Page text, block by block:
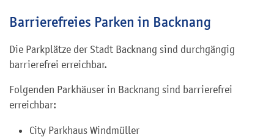
Barrierefreies Parken in Backnang
Die Parkplätze der Stadt Backnang sind durchgängig
barrierefrei erreichbar.
Folgenden Parkhäuser in Backnang sind barrierefrei
erreichbar:
City Parkhaus Windmüller